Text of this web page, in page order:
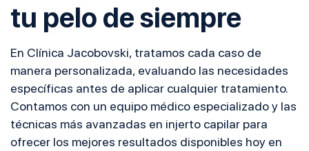
tu pelo de siempre
En Clínica Jacobovski, tratamos cada caso de
manera personalizada, evaluando las necesidades
específicas antes de aplicar cualquier tratamiento.
Contamos con un equipo médico especializado y las
técnicas más avanzadas en injerto capilar para
ofrecer los mejores resultados disponibles hoy en